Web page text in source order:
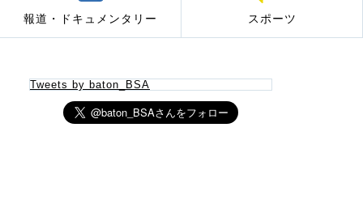
報道・ドキュメンタリー スポーツ
Tweets by baton_BSA